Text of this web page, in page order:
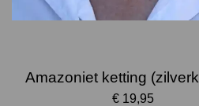
Amazoniet ketting
€ 19,95